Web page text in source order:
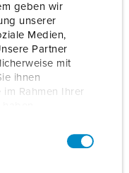
geben wir
unserer
Medien,
Partner
mit
ihnen
Rahmen Ihrer
s’intègrent au
Ethernet point à
de charge
Professional ou
la fonction de
charge.
la capacité